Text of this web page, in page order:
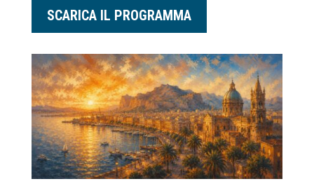
SCARICA IL PROGRAMMA